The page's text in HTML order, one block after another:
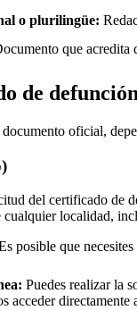
o plurilingüe:
que acredita
de
oficial,
del certificado de
cualquier localidad,
posible que
Puedes realizar la
acceder directamente